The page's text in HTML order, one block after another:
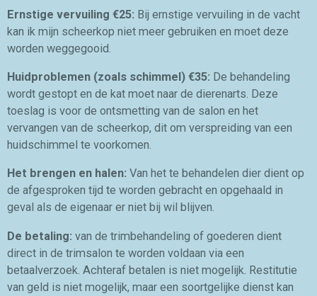
Ernstige vervuiling €25: Bij ernstige vervuiling in de vacht
kan ik mijn scheerkop niet meer gebruiken en moet deze
worden weggegooid.
Huidproblemen (zoals schimmel) €35: De behandeling
wordt gestopt en de kat moet naar de dierenarts. Deze
toeslag is voor de ontsmetting van de salon en het
vervangen van de scheerkop, dit om verspreiding van een
huidschimmel te voorkomen.
Het brengen en halen: Van het te behandelen dier dient op
de afgesproken tijd te worden gebracht en opgehaald in
geval als de eigenaar er niet bij wil blijven.
De betaling: van de trimbehandeling of goederen dient
direct in de trimsalon te worden voldaan via een
betaalverzoek. Achteraf betalen is niet mogelijk. Restitutie
van geld is niet mogelijk, maar een soortgelijke dienst kan